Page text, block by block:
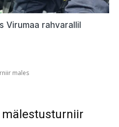
Virumaa rahvarallil